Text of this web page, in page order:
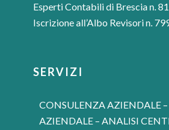
Esperti Contabili di Brescia n.
Iscrizione all’Albo Revisori n.
SERVIZI
CONSULENZA AZIENDALE
AZIENDALE – ANALISI